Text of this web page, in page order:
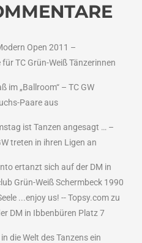
Open 2011 –
TC Grün-Weiß Tänzerinnen
im „Ballroom“ – TC GW
Paare aus
ist Tanzen angesagt … –
treten in ihren Ligen an
ertanzt sich auf der DM in
Grün-Weiß Schermbeck 1990
...enjoy us! -- Topsy.comzu
DM in Ibbenbüren Platz 7
die Welt des Tanzens ein